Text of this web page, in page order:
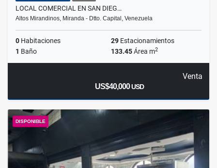
LOCAL COMERCIAL EN SAN DIEG…
Altos Mirandinos, Miranda - Dtto. Capital, Venezuela
0 Habitaciones 29 Estacionamientos
1 Baño 133.45Área m2
Venta
US$40,000USD
DISPONIBLE